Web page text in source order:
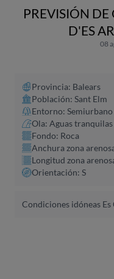
PREVISIÓN DE
D'ES
08
Provincia: Balears
Población: Sant Elm
Entorno: Semiurbano
Ola: Aguas tranquilas
Fondo: Roca
Anchura zona
Longitud zona
Orientación: S
Condiciones idóneas Es